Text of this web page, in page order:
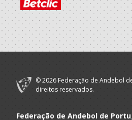
© 2026 Federação de Andebol
direitos reservados.
Federação de Andebol de